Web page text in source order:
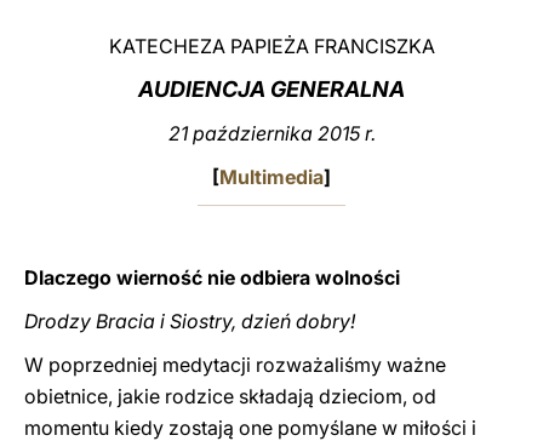
KATECHEZA PAPIEŻA FRANCISZKA
AUDIENCJA GENERALNA
21 października 2015 r.
[Multimedia]
Dlaczego wierność nie odbiera wolności
Drodzy Bracia i Siostry, dzień dobry!
W poprzedniej medytacji rozważaliśmy ważne
obietnice, jakie rodzice składają dzieciom, od
momentu kiedy zostają one pomyślane w miłości i